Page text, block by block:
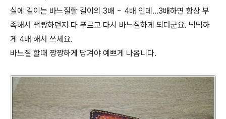
실에 길이는 바느질할 길이의 3배 ~ 4배 인데...3배하면 항상 부
족해서 땜빵하던지 다 푸르고 다시 바느질하게 되더군요. 넉넉하
게 4배 해서 쓰세요.
바느질 할때 짱짱하게 당겨야 예쁘게 나옵니다.